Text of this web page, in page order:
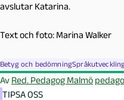
avslutar Katarina.
Text och foto: Marina Walker
Betyg och bedömning
Av Red. Pedagog Malmö
TIPSA OSS